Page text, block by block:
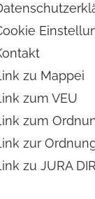
zu Mappei
zum VEU
zum
zur
zu JURA